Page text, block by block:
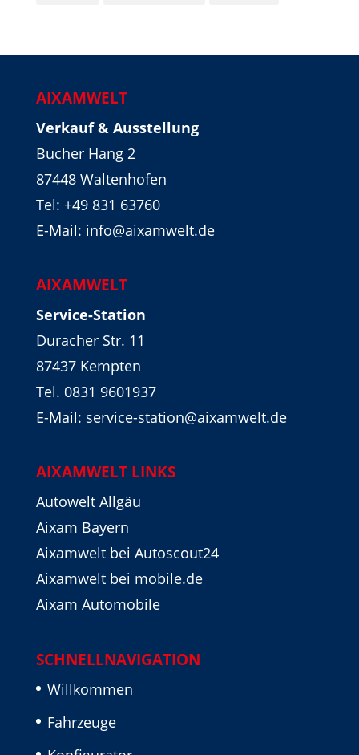
AIXAMWELT
Verkauf & Ausstellung
Bucher Hang 2
87448 Waltenhofen
Tel: +49 831 63760
E-Mail: info@aixamwelt.de
AIXAMWELT
Service-Station
Duracher Str. 11
87437 Kempten
Tel. 0831 9601937
E-Mail: service-station@aixamwelt.de
AIXAMWELT LINKS
Autowelt Allgäu
Aixam Bayern
Aixamwelt bei Autoscout24
Aixamwelt bei mobile.de
Aixam Automobile
SCHNELLNAVIGATION
Willkommen
Fahrzeuge